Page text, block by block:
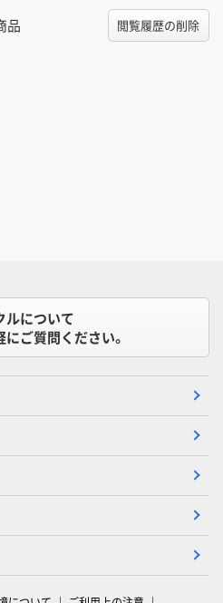
品 閲覧履歴の削除
ルについて
にご質問ください。